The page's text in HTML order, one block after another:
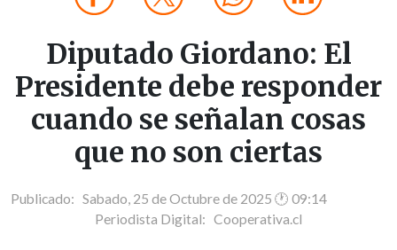
Diputado Giordano: El
Presidente debe responder
cuando se señalan cosas
que no son ciertas
Publicado: Sabado, 25 de Octubre de 2025 🕐 09:14
Periodista Digital: Cooperativa.cl